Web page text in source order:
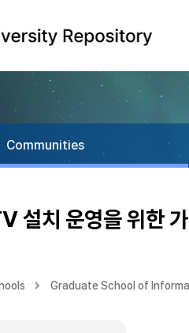
Communities
설치 운영을 위한
Graduate School of